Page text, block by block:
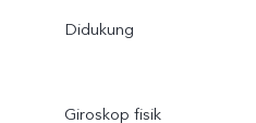
Didukung
Giroskop fisik